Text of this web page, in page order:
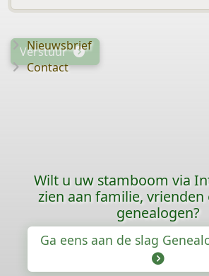
Verstuur
Nieuwsbrief
Contact
Wilt u uw stamboom via
zien aan familie, vrienden
genealogen?
Ga eens aan de slag